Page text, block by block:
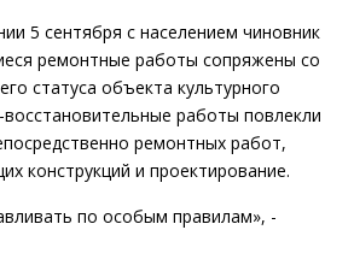
5 сентября с населением чиновник
ремонтные работы сопряжены со
статуса объекта культурного
работы повлекли
ремонтных работ,
конструкций и проектирование.
по особым правилам», -